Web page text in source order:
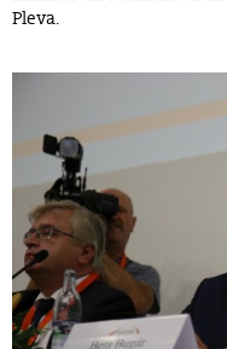
Pleva.